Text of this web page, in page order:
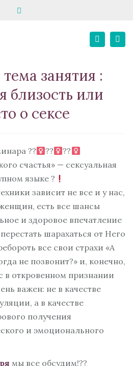
школа «Твой психолог»
+7 967 068 02 21
тема занятия :
близость или
о сексе
??‍ ??‍
??‍
счастья» — сексуальная
языке ?
зависит не все и у нас,
есть все шансы
и здоровое впечатление
шарахаться от Него
все свои страхи «А
не позвонит?» и, конечно,
в откровенном признании
важен: не в качестве
а в качестве
получения
и эмоционального
мы все обсудим!??